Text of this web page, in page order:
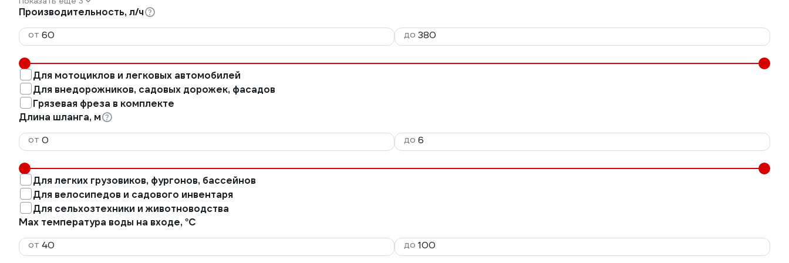
Производительность, л/ч
от
до
Для мотоциклов и легковых автомобилей
Для внедорожников, садовых дорожек, фасадов
Грязевая фреза в комплекте
Длина шланга, м
от
до
Для легких грузовиков, фургонов, бассейнов
Для велосипедов и садового инвентаря
Для сельхозтехники и животноводства
Max температура воды на входе, °С
от
до